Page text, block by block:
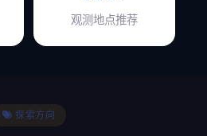
观测地点推荐
探索方向